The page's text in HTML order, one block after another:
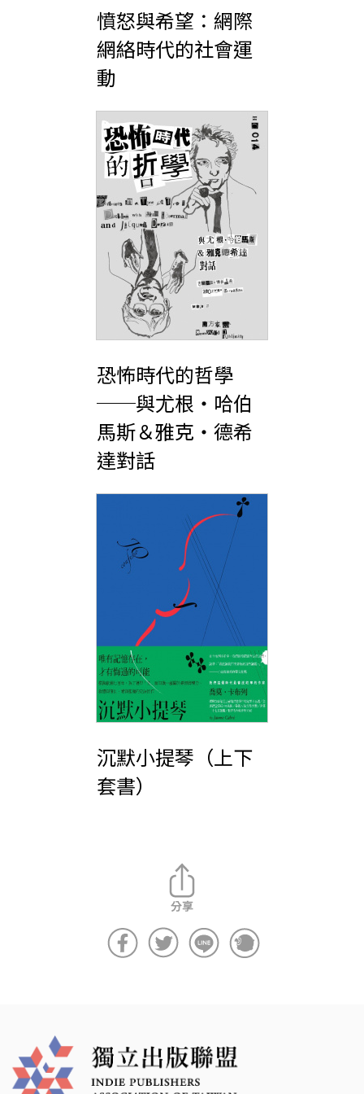
憤怒與希望：網際
網絡時代的社會運
動
恐怖時代的哲學
──與尤根‧哈伯
馬斯＆雅克‧德希
達對話
沉默小提琴（上下
套書）